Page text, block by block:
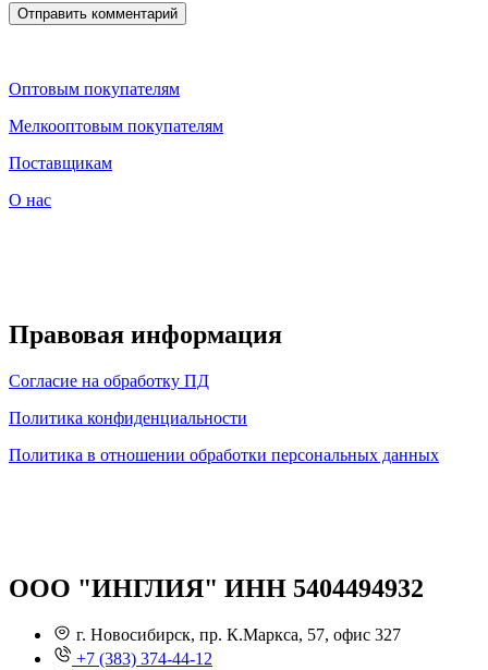
Оптовым покупателям
Мелкооптовым покупателям
Поставщикам
О нас
Правовая информация
Согласие на обработку ПД
Политика конфиденциальности
Политика в отношении обработки персональных данных
ООО "ИНГЛИЯ" ИНН 5404494932
г. Новосибирск, пр. К.Маркса, 57, офис 327
+7 (383) 374-44-12